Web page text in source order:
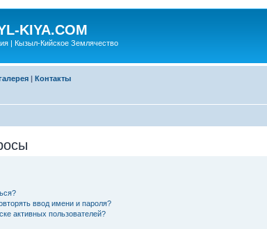
KIYA.COM
| Кызыл-Кийское Землячество
| Контакты
ввод имени и пароля?
активных пользователей?